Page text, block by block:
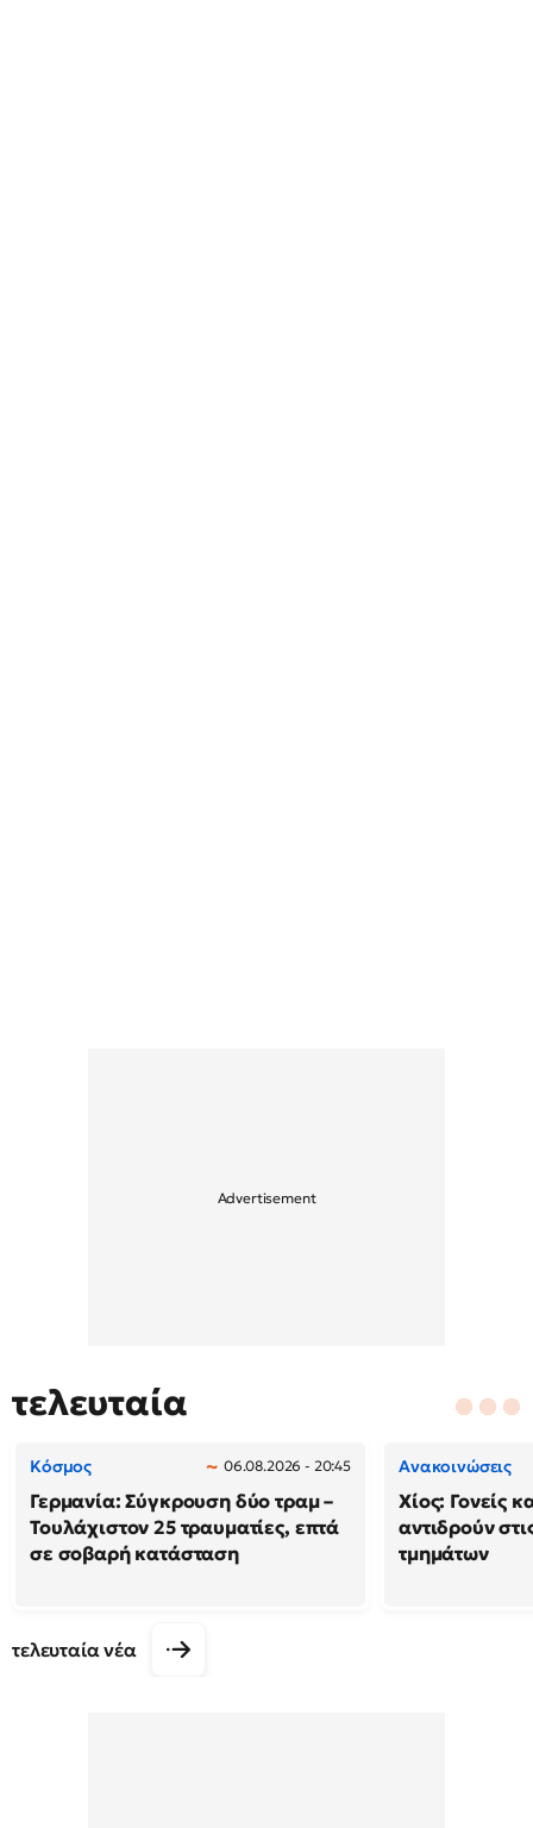
τελευταία
Κόσμος 06.08.2026 - 20:45
Γερμανία: Σύγκρουση δύο τραμ –
Τουλάχιστον 25 τραυματίες, επτά
σε σοβαρή κατάσταση
Ανακοινώσεις
Χίος: Γονείς
αντιδρούν
τμημάτων
τελευταία νέα